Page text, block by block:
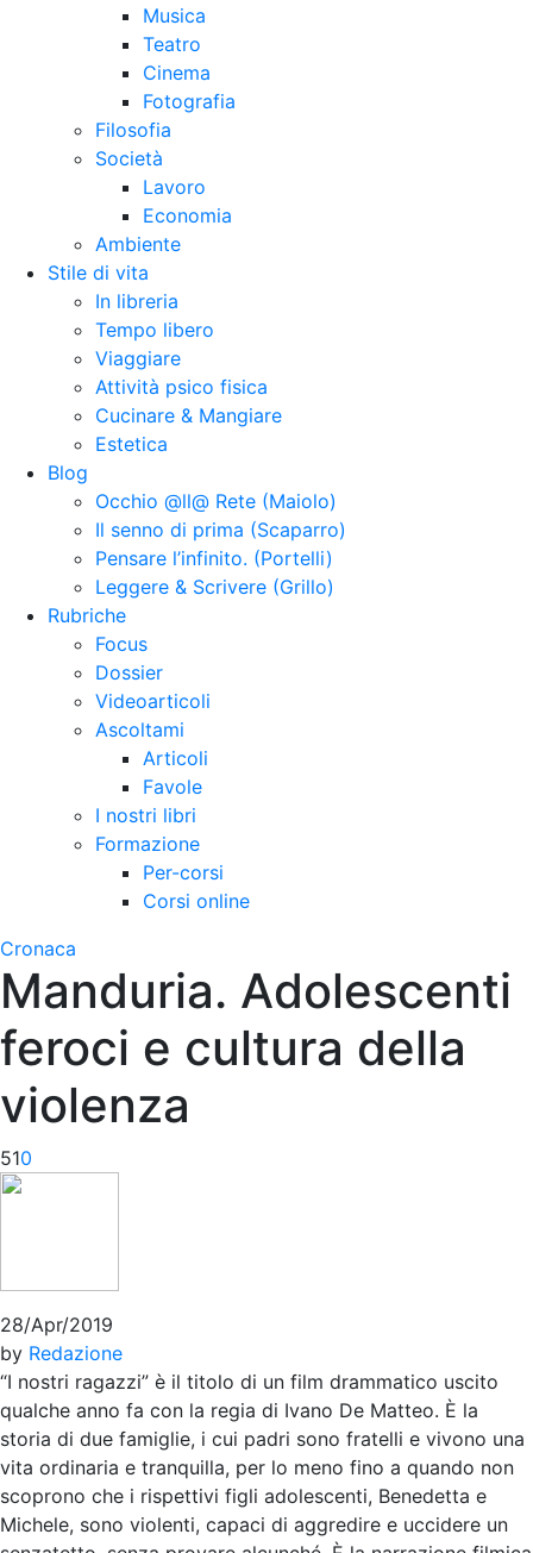
Musica
Teatro
Cinema
Fotografia
Filosofia
Società
Lavoro
Economia
Ambiente
Stile di vita
In libreria
Tempo libero
Viaggiare
Attività psico fisica
Cucinare & Mangiare
Estetica
Blog
Occhio @ll@ Rete (Maiolo)
Il senno di prima (Scaparro)
Pensare l’infinito. (Portelli)
Leggere & Scrivere (Grillo)
Rubriche
Focus
Dossier
Videoarticoli
Ascoltami
Articoli
Favole
I nostri libri
Formazione
Per-corsi
Corsi online
Cronaca
Manduria. Adolescenti
feroci e cultura della
violenza
510
28/Apr/2019
by Redazione
“I nostri ragazzi” è il titolo di un film drammatico uscito
qualche anno fa con la regia di Ivano De Matteo. È la
storia di due famiglie, i cui padri sono fratelli e vivono una
vita ordinaria e tranquilla, per lo meno fino a quando non
scoprono che i rispettivi figli adolescenti, Benedetta e
Michele, sono violenti, capaci di aggredire e uccidere un